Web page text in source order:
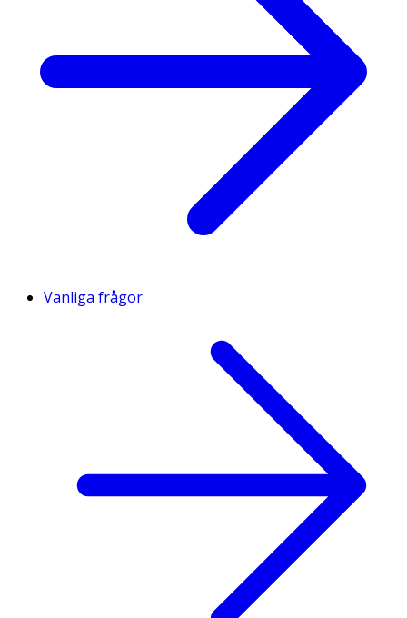
Vanliga frågor